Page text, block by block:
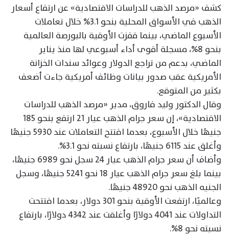
كشف «مرصد الذهب للدراسات الاقتصادية» عن ارتفاع أسعار
الذهب في الأسواق المحلية بنحو 3.1% خلال تعاملات
الأسبوع الماضي، بينما قفزت الأوقية بالبورصة العالمية
بنحو 8%، مسجلة أقوى أداء أسبوعي لها منذ يناير
الماضي، بدعم من تراجع الدولار وعوائد سندات الخزانة
الأمريكية عقب صدور بيانات وظائف أمريكية جاءت أضعف
بكثير من المتوقع.
وقال الدكتور وليد فاروق، مدير «مرصد الذهب للدراسات
الاقتصادية»، إن سعر جرام الذهب عيار 21 ارتفع بنحو 185
جنيهًا خلال الأسبوع، بعدما افتتح التعاملات عند 5930 جنيهًا
وأغلق عند 6115 جنيهًا، بارتفاع نسبته نحو 3.1%.
وأضاف أن سعر جرام الذهب عيار 24 سجل نحو 6989 جنيهًا،
بينما بلغ سعر جرام الذهب عيار 18 نحو 5241 جنيهًا، وسجل
الجنيه الذهب نحو 48920 جنيهًا.
وعالميًا، ارتفعت الأوقية بنحو 301 دولار، بعدما افتتحت
التداولات عند 4041 دولارًا وأغلقت عند 4342 دولارًا، بارتفاع
نسبته نحو 8%.